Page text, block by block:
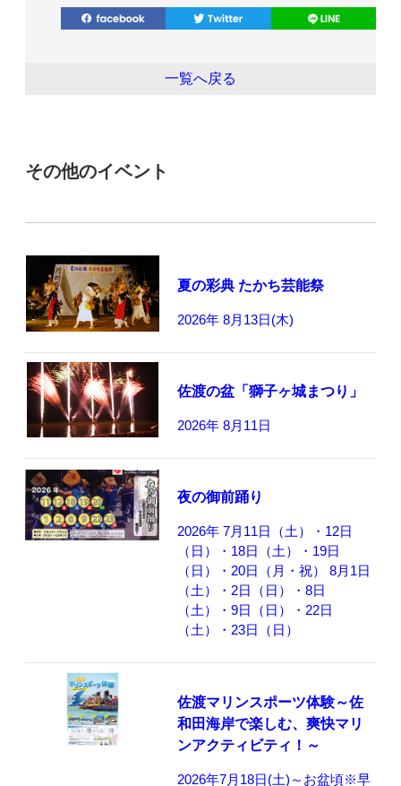
一覧へ戻る
その他のイベント
夏の彩典 たかち芸能祭
2026年 8月13日(木)
佐渡の盆「獅子ヶ城まつり」
2026年 8月11日
夜の御前踊り
2026年 7月11日（土）・12日
（日）・18日（土）・19日
（日）・20日（月・祝） 8月1日
（土）・2日（日）・8日
（土）・9日（日）・22日
（土）・23日（日）
佐渡マリンスポーツ体験～佐
和田海岸で楽しむ、爽快マリ
ンアクティビティ！～
2026年7月18日(土)～お盆頃※早